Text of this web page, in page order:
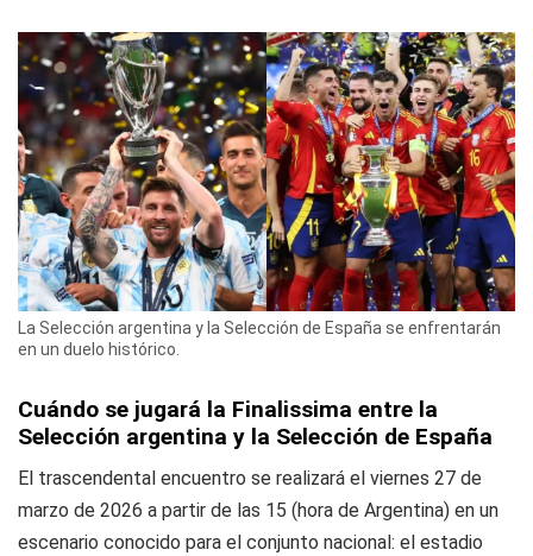
La Selección argentina y la Selección de España se enfrentarán
en un duelo histórico.
Cuándo se jugará la Finalissima entre la
Selección argentina y la Selección de España
El trascendental encuentro se realizará el viernes 27 de
marzo de 2026 a partir de las 15 (hora de Argentina) en un
escenario conocido para el conjunto nacional: el estadio